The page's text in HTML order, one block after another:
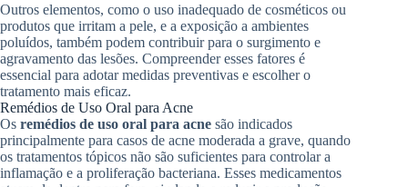
Outros elementos, como o uso inadequado de cosméticos ou
produtos que irritam a pele, e a exposição a ambientes
poluídos, também podem contribuir para o surgimento e
agravamento das lesões. Compreender esses fatores é
essencial para adotar medidas preventivas e escolher o
tratamento mais eficaz.
Remédios de Uso Oral para Acne
Os remédios de uso oral para acne são indicados
principalmente para casos de acne moderada a grave, quando
os tratamentos tópicos não são suficientes para controlar a
inflamação e a proliferação bacteriana. Esses medicamentos